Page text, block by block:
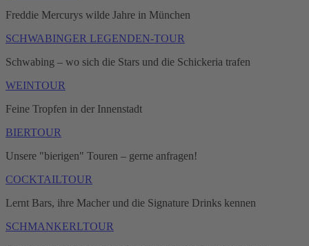
Freddie Mercurys wilde Jahre in München
SCHWABINGER LEGENDEN-TOUR
Schwabing – wo sich die Stars und die Schickeria trafen
WEINTOUR
Feine Tropfen in der Innenstadt
BIERTOUR
Unsere "bierigen" Touren – gerne anfragen!
COCKTAILTOUR
Lernt Bars, ihre Macher und die Signature Drinks kennen
SCHMANKERLTOUR